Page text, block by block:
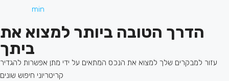
הדרך הטובה ביותר למצוא את
ביתך
עזור למבקרים שלך למצוא את הנכס המתאים על ידי מתן אפשרות להגדיר
קריטריוני חיפוש שונים